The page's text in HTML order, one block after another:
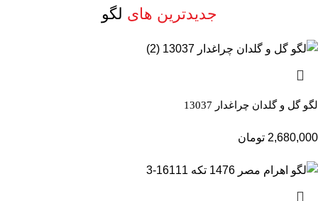
جدیدترین های لگو
لگو گل و گلدان چراغدار 13037
2,680,000 تومان